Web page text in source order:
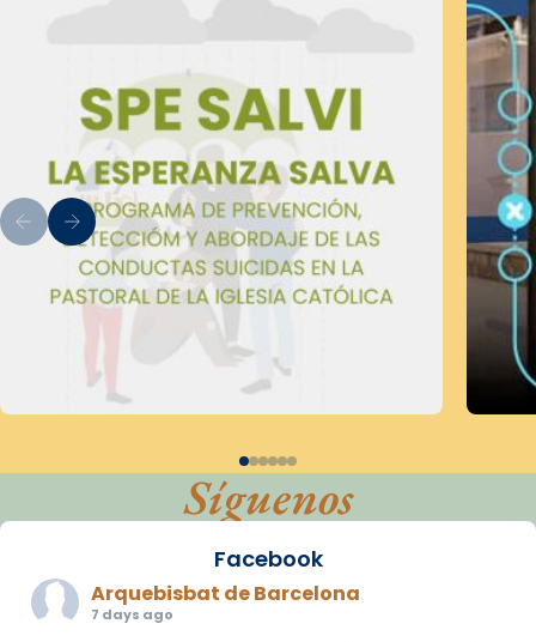
Síguenos
Facebook
Arquebisbat de Barcelona
7 days ago